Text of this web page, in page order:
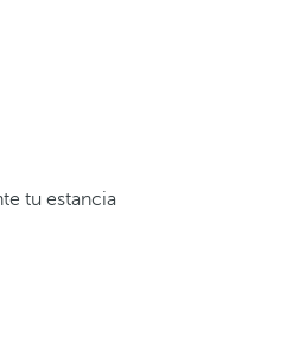
tu estancia